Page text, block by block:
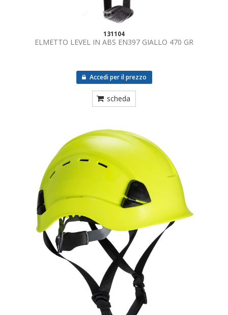
131104
ELMETTO LEVEL IN ABS EN397 GIALLO 470 GR
Accedi per il prezzo
scheda